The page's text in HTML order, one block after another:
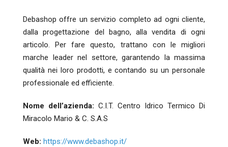
Debashop offre un servizio completo ad ogni cliente,
dalla progettazione del bagno, alla vendita di ogni
articolo. Per fare questo, trattano con le migliori
marche leader nel settore, garantendo la massima
qualità nei loro prodotti, e contando su un personale
professionale ed efficiente.
Nome dell’azienda: C.I.T. Centro Idrico Termico Di
Miracolo Mario & C. S.A.S
Web: https://www.debashop.it/